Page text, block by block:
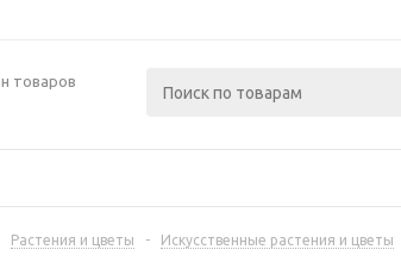
товаров
Растения и цветы - Искусственные растения и цветы